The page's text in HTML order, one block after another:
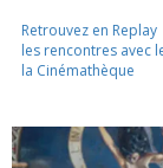
Retrouvez en Replay
les rencontres avec
la Cinémathèque